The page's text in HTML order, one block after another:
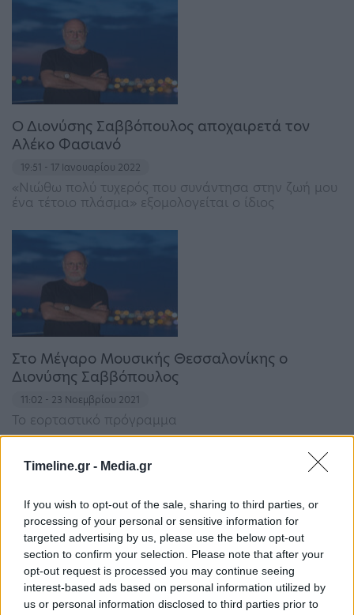
Timeline.gr - Media.gr
If you wish to opt-out of the sale, sharing to third parties, or
processing of your personal or sensitive information for
targeted advertising by us, please use the below opt-out
section to confirm your selection. Please note that after your
opt-out request is processed you may continue seeing
interest-based ads based on personal information utilized by
us or personal information disclosed to third parties prior to
Ο Διονύσης Σαββόπουλος αποχαιρετά τον
Αλέκο Φασιανό
19:51 - 17 Ιανουαρίου 2022
«Νιώθω πολύ τυχερός που συνάντησα στην ζωή μου
ένα τέτοιο πλάσμα» εξομολογείται ο ίδιος
Στο Μέγαρο Μουσικής Θεσσαλονίκης ο
Διονύσης Σαββόπουλος
11:02 - 23 Νοεμβρίου 2021
Το εορταστικό πρόγραμμα
Αντιδράσεις για τον Σαββόπουλο που
αποχαιρέτησε στρατιωτικά τον Θεοδωράκη